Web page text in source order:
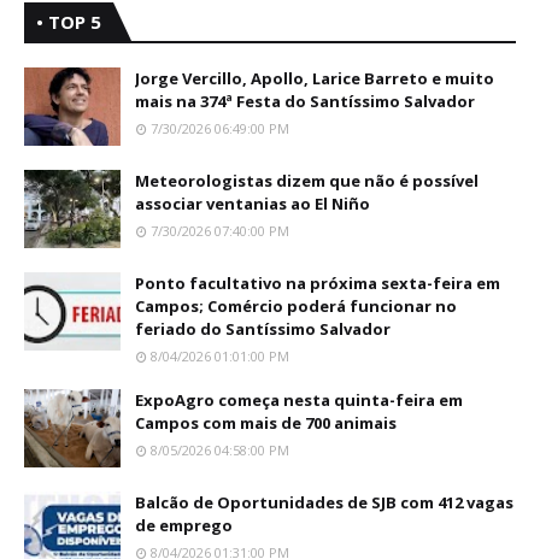
• TOP 5
Jorge Vercillo, Apollo, Larice Barreto e muito
mais na 374ª Festa do Santíssimo Salvador
7/30/2026 06:49:00 PM
Meteorologistas dizem que não é possível
associar ventanias ao El Niño
7/30/2026 07:40:00 PM
Ponto facultativo na próxima sexta-feira em
Campos; Comércio poderá funcionar no
feriado do Santíssimo Salvador
8/04/2026 01:01:00 PM
ExpoAgro começa nesta quinta-feira em
Campos com mais de 700 animais
8/05/2026 04:58:00 PM
Balcão de Oportunidades de SJB com 412 vagas
de emprego
8/04/2026 01:31:00 PM